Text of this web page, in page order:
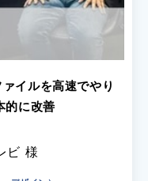
イルを高速でやり
的に改善
ビ 様